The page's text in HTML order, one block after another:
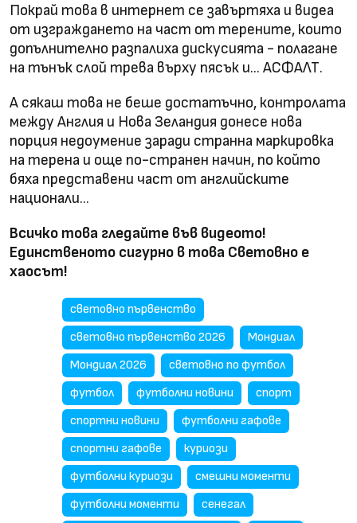
Покрай това в интернет се завъртяха и видеа
от изграждането на част от терените, които
допълнително разпалиха дискусията - полагане
на тънък слой трева върху пясък и... АСФАЛТ.
А сякаш това не беше достатъчно, контролата
между Англия и Нова Зеландия донесе нова
порция недоумение заради странна маркировка
на терена и още по-странен начин, по който
бяха представени част от английските
национали...
Всичко това гледайте във видеото!
Единственото сигурно в това Световно е
хаосът!
световно първенство
световно първенство 2026
Мондиал
Мондиал 2026
световно по футбол
футбол
футболни новини
спорт
спортни новини
футболни гафове
спортни гафове
куриози
футболни куриози
смешни моменти
футболни моменти
сенегал